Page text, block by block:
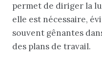
permet de diriger la
elle est nécessaire,
souvent gênantes
des plans de travail.